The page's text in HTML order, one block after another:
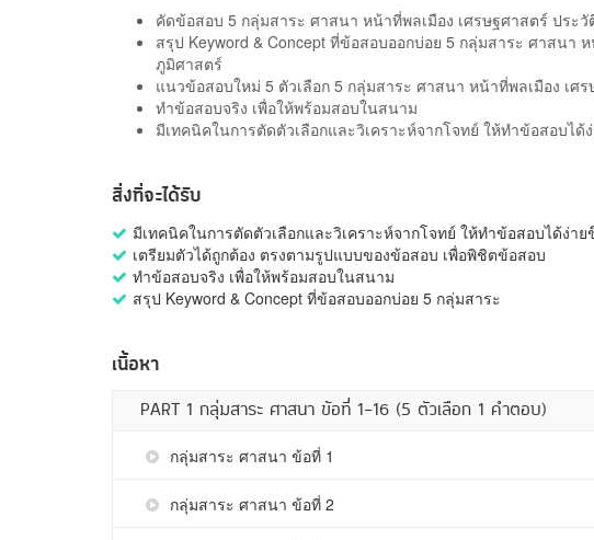
คัดข้อสอบ 5 กลุ่มสาระ ศาสนา หน้าที่พลเมือง เศรษฐศาสตร์ ประ
สรุป Keyword & Concept ที่ข้อสอบออกบ่อย 5 กลุ่มสาระ ศาสนา
ภูมิศาสตร์
แนวข้อสอบใหม่ 5 ตัวเลือก 5 กลุ่มสาระ ศาสนา หน้าที่พลเมือง เศ
ทำข้อสอบจริง เพื่อให้พร้อมสอบในสนาม
มีเทคนิคในการตัดตัวเลือกและวิเคราะห์จากโจทย์ ให้ทำข้อสอบได้
สิ่งที่จะได้รับ
มีเทคนิคในการตัดตัวเลือกและวิเคราะห์จากโจทย์ ให้ทำข้อสอบได้ง่า
เตรียมตัวได้ถูกต้อง ตรงตามรูปแบบของข้อสอบ เพื่อพิชิตข้อสอบ
ทำข้อสอบจริง เพื่อให้พร้อมสอบในสนาม
สรุป Keyword & Concept ที่ข้อสอบออกบ่อย 5 กลุ่มสาระ
เนื้อหา
PART 1 กลุ่มสาระ ศาสนา ข้อที่ 1-16 (5 ตัวเลือก 1 คำตอบ)
กลุ่มสาระ ศาสนา ข้อที่ 1
กลุ่มสาระ ศาสนา ข้อที่ 2